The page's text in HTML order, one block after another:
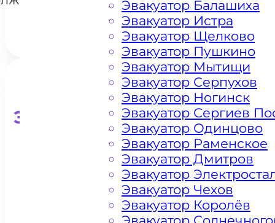
Эвакуатор для
Эвакуатор Балашиха
Эвакуатор Истра
Эвакуатор Щелково
Эвакуатор Пушкино
Эвакуатор Мытищи
Эвакуатор Серпухов
Эвакуатор Ногинск
Эвакуатор Сергиев
Эвакуатор Одинцово
Эвакуатор Раменское
Эвакуатор Дмитров
Эвакуатор
Эвакуатор Чехов
Эвакуатор Королёв